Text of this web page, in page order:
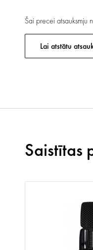
Šai precei atsauksmju
Lai atstātu
Saistītas